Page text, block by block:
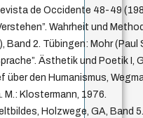
de Occidente 48-49
Verstehen”. Wahrheit und
Band 2. Tübingen: Mohr (Paul
Ästhetik und Poetik I,
über den Humanismus,
M.: Klostermann, 1976.
Holzwege, GA, Band